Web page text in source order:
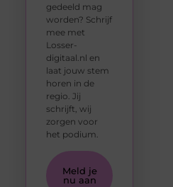
gedeeld mag
worden? Schrijf
mee met
Losser-
digitaal.nl en
laat jouw stem
horen in de
regio. Jij
schrijft, wij
zorgen voor
het podium.
Meld je
nu aan